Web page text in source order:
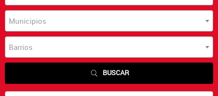
Municipios
Barrios
BUSCAR